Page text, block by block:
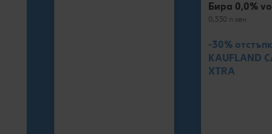
Бира 0,0% vol
0,330 л кен
-30%
KAUFLAND
XTRA